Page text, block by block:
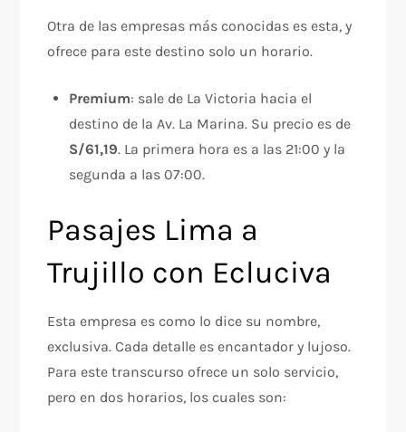
Otra de las empresas más conocidas es esta, y
ofrece para este destino solo un horario.
Premium: sale de La Victoria hacia el
destino de la Av. La Marina. Su precio es de
S/61,19. La primera hora es a las 21:00 y la
segunda a las 07:00.
Pasajes Lima a
Trujillo con Ecluciva
Esta empresa es como lo dice su nombre,
exclusiva. Cada detalle es encantador y lujoso.
Para este transcurso ofrece un solo servicio,
pero en dos horarios, los cuales son: